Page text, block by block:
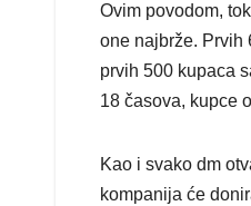
Ovim povodom,
one najbrže. Prvih
prvih 500 kupaca
18 časova, kupce
Kao i svako dm
kompanija će